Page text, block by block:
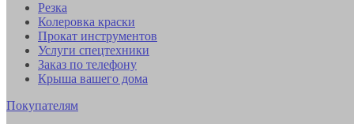
Резка
Колеровка краски
Прокат инструментов
Услуги спецтехники
Заказ по телефону
Крыша вашего дома
Покупателям